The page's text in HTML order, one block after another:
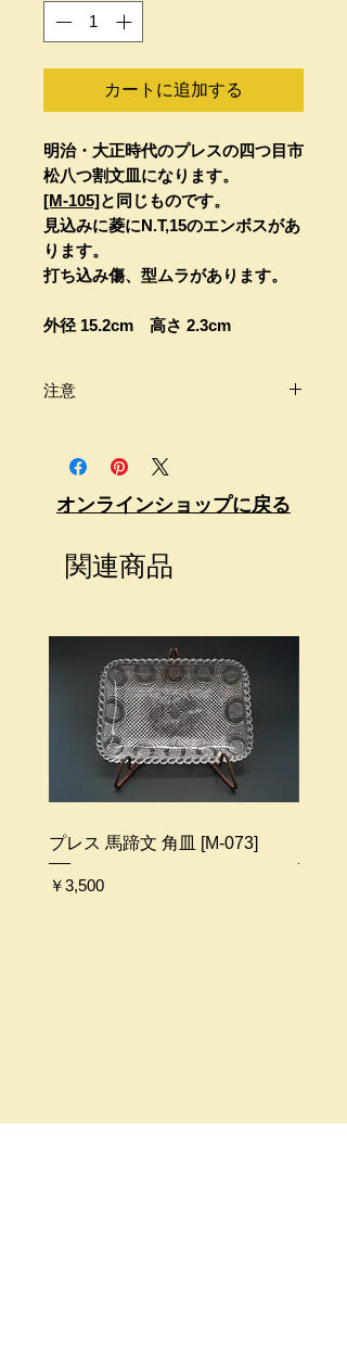
カートに追加する
明治・大正時代のプレスの四つ目市
松八つ割文皿になります。
[M-105] と同じものです。
見込みに菱にN.T,15のエンボスがあ
ります。
打ち込み傷、型ムラがあります。
外径 15.2cm 高さ 2.3cm
注意
画像をよくご覧頂きご自身のご判断
の上、購入をお願い致します。
せん。
送料が別途必要になります。
金は異なります。
ご不明な点等ございましたらお問い
合わせください。
オンラインショップに戻る
関連商品
プレス 馬蹄文 角皿 [M-073]
価格
￥3,500